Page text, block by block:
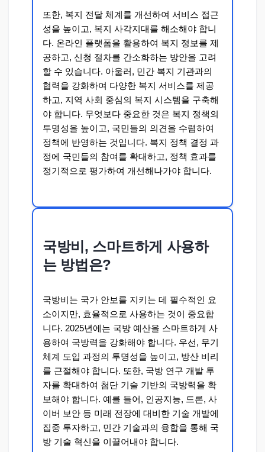
또한, 복지 전달 체계를 개선하여 서비스 접근
성을 높이고, 복지 사각지대를 해소해야 합니
다. 온라인 플랫폼을 활용하여 복지 정보를 제
공하고, 신청 절차를 간소화하는 방안을 고려
할 수 있습니다. 아울러, 민간 복지 기관과의
협력을 강화하여 다양한 복지 서비스를 제공
하고, 지역 사회 중심의 복지 시스템을 구축해
야 합니다. 무엇보다 중요한 것은 복지 정책의
투명성을 높이고, 국민들의 의견을 수렴하여
정책에 반영하는 것입니다. 복지 정책 결정 과
정에 국민들의 참여를 확대하고, 정책 효과를
정기적으로 평가하여 개선해나가야 합니다.
국방비, 스마트하게 사용하
는 방법은?
국방비는 국가 안보를 지키는 데 필수적인 요
소이지만, 효율적으로 사용하는 것이 중요합
니다. 2025년에는 국방 예산을 스마트하게 사
용하여 국방력을 강화해야 합니다. 우선, 무기
체계 도입 과정의 투명성을 높이고, 방산 비리
를 근절해야 합니다. 또한, 국방 연구 개발 투
자를 확대하여 첨단 기술 기반의 국방력을 확
보해야 합니다. 예를 들어, 인공지능, 드론, 사
이버 보안 등 미래 전장에 대비한 기술 개발에
집중 투자하고, 민간 기술과의 융합을 통해 국
방 기술 혁신을 이끌어내야 합니다.